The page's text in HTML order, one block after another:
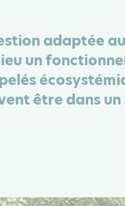
adaptée
un
être dans